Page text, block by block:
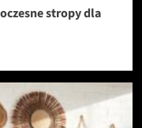
stropy dla